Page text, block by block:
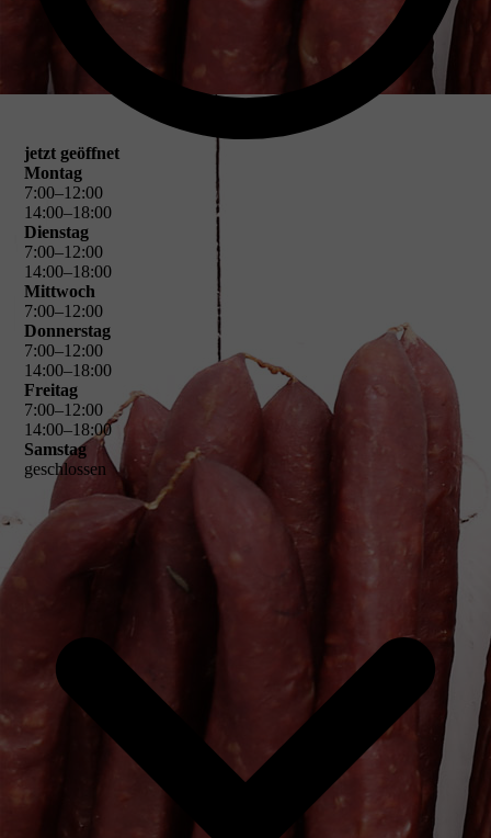
jetzt geöffnet
Montag
7:00–12:00
14:00–18:00
Dienstag
7:00–12:00
14:00–18:00
Mittwoch
7:00–12:00
Donnerstag
7:00–12:00
14:00–18:00
Freitag
7:00–12:00
14:00–18:00
Samstag
geschlossen